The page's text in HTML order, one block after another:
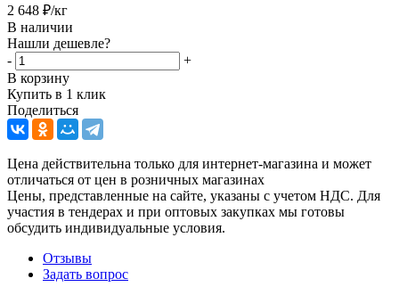
2 648 ₽/кг
В наличии
Нашли дешевле?
-
+
В корзину
Купить в 1 клик
Поделиться
Цена действительна только для интернет-магазина и может
отличаться от цен в розничных магазинах
Цены, представленные на сайте, указаны с учетом НДС. Для
участия в тендерах и при оптовых закупках мы готовы
обсудить индивидуальные условия.
Отзывы
Задать вопрос